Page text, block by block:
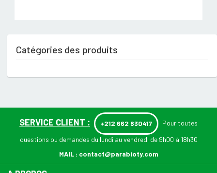
Catégories des produits
SERVICE CLIENT : +212 662 630417 Pour toutes
questions ou demandes du lundi au vendredi de 9h00 à 18h30
MAIL : contact@parabioty.com